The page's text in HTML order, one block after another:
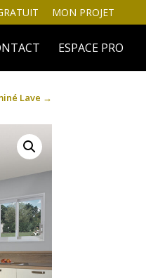
MON PROJET
ESPACE PRO
Lave →